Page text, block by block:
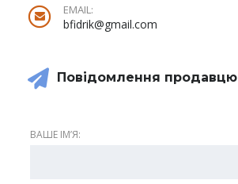
EMAIL:
bfidrik@gmail.com
Повідомлення продавцю
ВАШЕ ІМʼЯ: